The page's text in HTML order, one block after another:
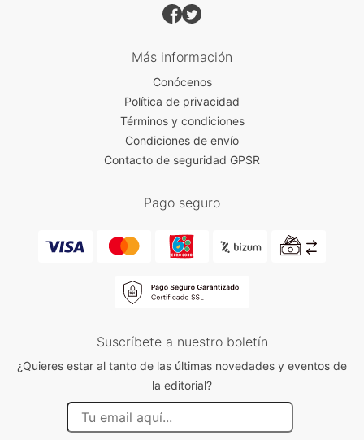
Más información
Conócenos
Política de privacidad
Términos y condiciones
Condiciones de envío
Contacto de seguridad GPSR
Pago seguro
Suscríbete a nuestro boletín
¿Quieres estar al tanto de las últimas novedades y eventos de
la editorial?